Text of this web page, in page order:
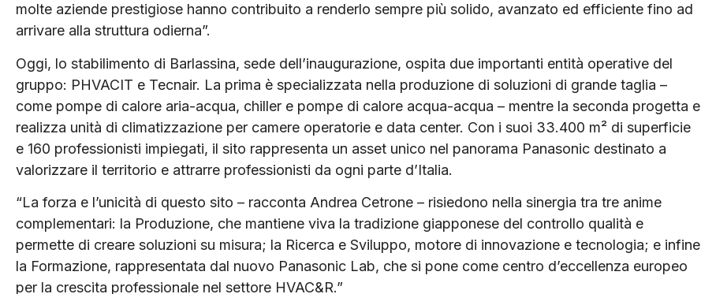
molte aziende prestigiose hanno contribuito a renderlo sempre più solido, avanzato ed efficiente fino ad
arrivare alla struttura odierna”.
Oggi, lo stabilimento di Barlassina, sede dell’inaugurazione, ospita due importanti entità operative del
gruppo: PHVACIT e Tecnair. La prima è specializzata nella produzione di soluzioni di grande taglia –
come pompe di calore aria-acqua, chiller e pompe di calore acqua-acqua – mentre la seconda progetta e
realizza unità di climatizzazione per camere operatorie e data center. Con i suoi 33.400 m² di superficie
e 160 professionisti impiegati, il sito rappresenta un asset unico nel panorama Panasonic destinato a
valorizzare il territorio e attrarre professionisti da ogni parte d’Italia.
“La forza e l’unicità di questo sito – racconta Andrea Cetrone – risiedono nella sinergia tra tre anime
complementari: la Produzione, che mantiene viva la tradizione giapponese del controllo qualità e
permette di creare soluzioni su misura; la Ricerca e Sviluppo, motore di innovazione e tecnologia; e infine
la Formazione, rappresentata dal nuovo Panasonic Lab, che si pone come centro d’eccellenza europeo
per la crescita professionale nel settore HVAC&R.”